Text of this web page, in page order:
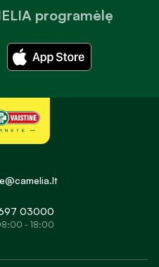
programėlę
03000
- 18:00